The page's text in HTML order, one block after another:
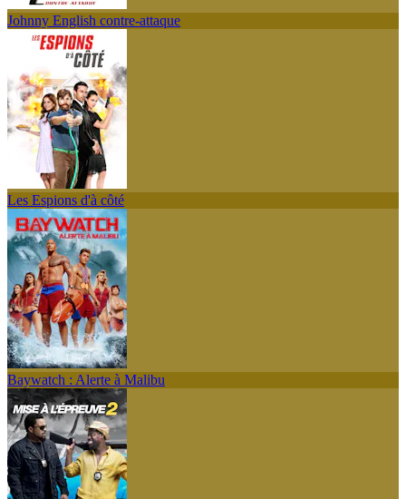
Johnny English contre-attaque
Les Espions d'à côté
Baywatch : Alerte à Malibu